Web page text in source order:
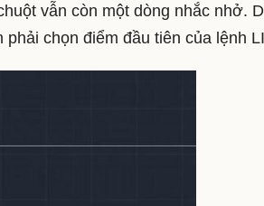
vẫn còn một dòng nhắc nhở.
chọn điểm đầu tiên của lệnh